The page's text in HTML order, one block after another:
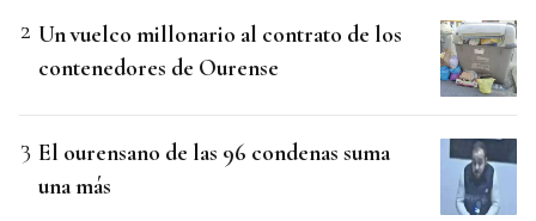
Un vuelco millonario al contrato de los
contenedores de Ourense
El ourensano de las 96 condenas suma
una más